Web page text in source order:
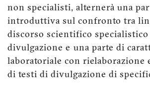
non specialisti, alternerà una
introduttiva sul confronto tra
discorso scientifico
divulgazione e una parte di
laboratoriale con rielaborazione
di testi di divulgazione di